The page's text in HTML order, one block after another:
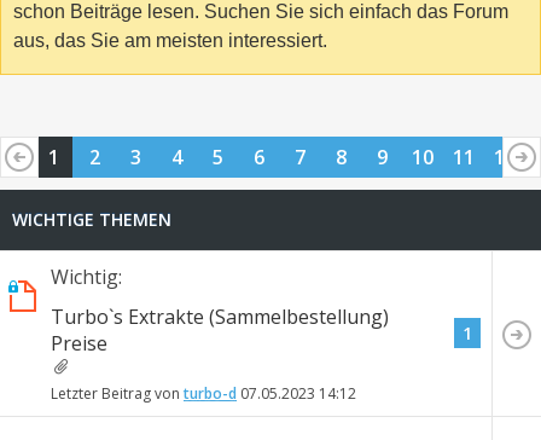
schon Beiträge lesen. Suchen Sie sich einfach das Forum
aus, das Sie am meisten interessiert.
1 2 3 4 5 6 7 8 9 10 11
12
25
26
WICHTIGE THEMEN
Wichtig:
Turbo`s Extrakte (Sammelbestellung)
Preise
Letzter Beitrag von turbo-d 07.05.2023 14:12
1